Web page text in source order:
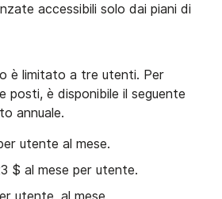
accessibili solo dai piani di
è limitato a tre utenti. Per
posti, è disponibile il seguente
annuale.
utente al mese.
$ al mese per utente.